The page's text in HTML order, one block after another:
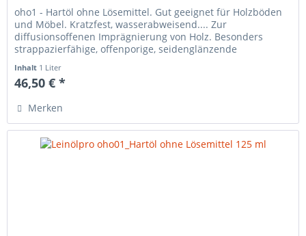
oho1 - Hartöl ohne Lösemittel. Gut geeignet für Holzböden
und Möbel. Kratzfest, wasserabweisend.... Zur
diffusionsoffenen Imprägnierung von Holz. Besonders
strappazierfähige, offenporige, seidenglänzende
Inhalt 1 Liter
46,50 € *
Merken